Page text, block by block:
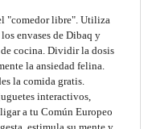
"comedor libre". Utiliza
envases de Dibaq y
cocina. Dividir la dosis
la ansiedad felina.
la comida gratis.
interactivos,
a tu Común Europeo